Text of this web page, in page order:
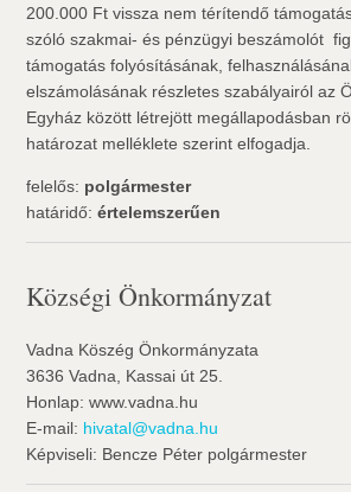
200.000 Ft vissza nem térítendő
szóló szakmai- és pénzügyi beszámolót 
támogatás folyósításának,
elszámolásának részletes szabályairól az
Egyház között létrejött megállapodásban
határozat melléklete szerint elfogadja.
felelős: polgármester
határidő:értelemszerűen
Községi Önkormányzat
Vadna Köszég Önkormányzata
3636 Vadna, Kassai út 25.
Honlap: www.vadna.hu
E-mail: hivatal@vadna.hu
Képviseli: Bencze Péter polgármester